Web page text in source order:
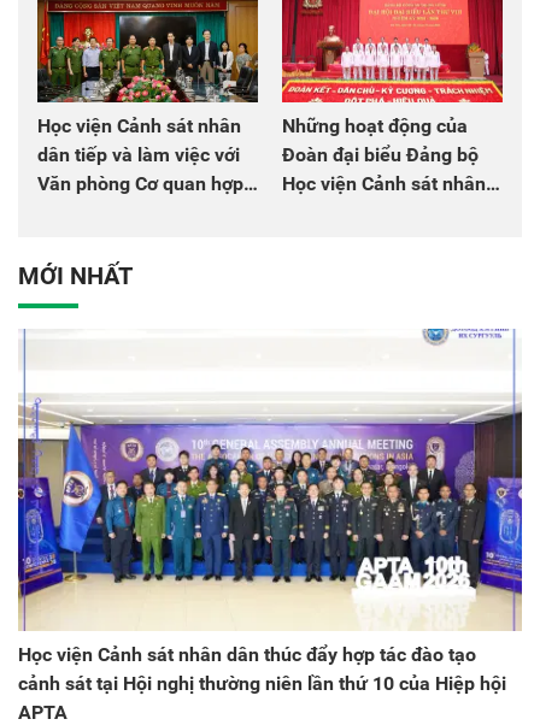
Học viện Cảnh sát nhân
dân tiếp và làm việc với
Văn phòng Cơ quan hợp
Những hoạt động của
Đoàn đại biểu Đảng bộ
Học viện Cảnh sát nhân
MỚI NHẤT
Học viện Cảnh sát nhân dân thúc đẩy hợp tác đào tạo
cảnh sát tại Hội nghị thường niên lần thứ 10 của Hiệp hội
APTA